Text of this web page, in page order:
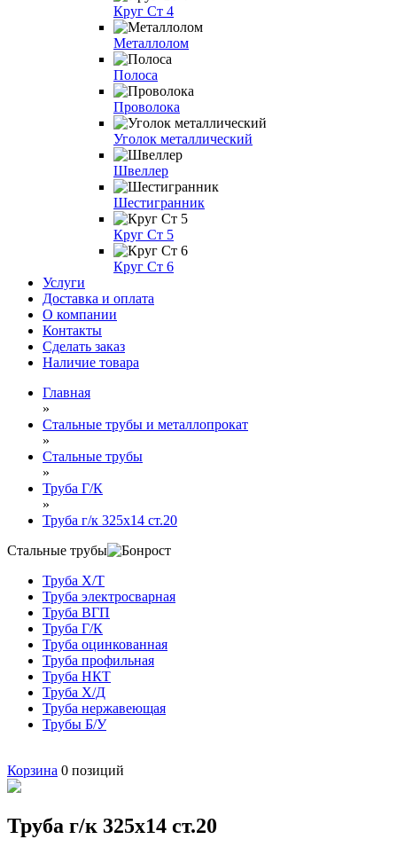
Круг Ст 4
Металлолом
Полоса
Проволока
Уголок металлический
Швеллер
Шестигранник
Круг Ст 5
Круг Ст 6
Услуги
Доставка и оплата
О компании
Контакты
Сделать заказ
Наличие товара
Главная
»
Стальные трубы и металлопрокат
»
Стальные трубы
»
Труба Г/К
»
Труба г/к 325х14 ст.20
Стальные трубы
Труба Х/Т
Труба электросварная
Труба ВГП
Труба Г/К
Труба оцинкованная
Труба профильная
Труба НКТ
Труба Х/Д
Труба нержавеющая
Трубы Б/У
Корзина 0 позиций
Труба г/к 325х14 ст.20